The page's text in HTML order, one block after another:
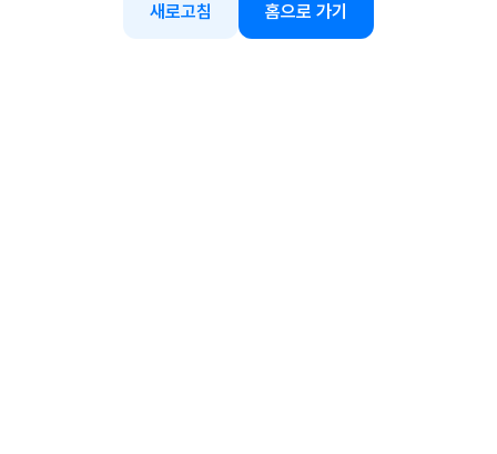
새로고침 홈으로 가기